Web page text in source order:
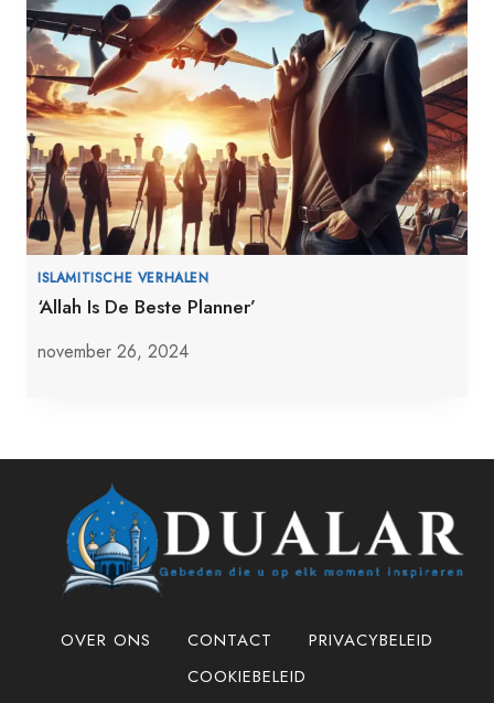
ISLAMITISCHE VERHALEN
‘Allah Is De Beste Planner’
november 26, 2024
OVER ONS CONTACT
PRIVACYBELEID
COOKIEBELEID